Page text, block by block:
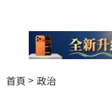
首頁 政治